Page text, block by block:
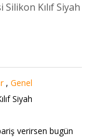
Kılıf Siyah
,Genel
Siyah
verirsen bugün